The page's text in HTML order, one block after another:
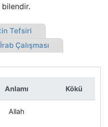
bilendir.
Tefsiri
Çalışması
Anlamı Kökü
Allah